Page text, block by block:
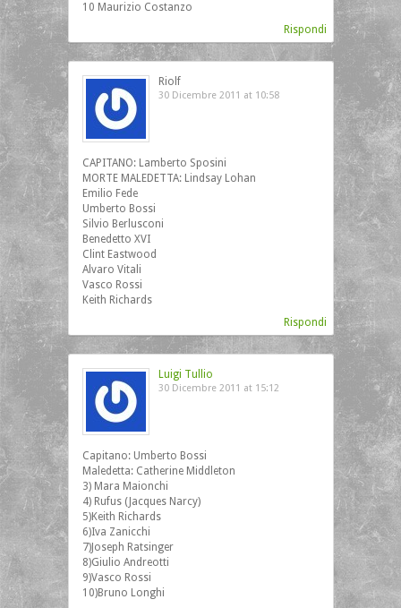
10 Maurizio Costanzo
Rispondi
Riolf
30 Dicembre 2011 at 10:58
CAPITANO: Lamberto Sposini
MORTE MALEDETTA: Lindsay Lohan
Emilio Fede
Umberto Bossi
Silvio Berlusconi
Benedetto XVI
Clint Eastwood
Alvaro Vitali
Vasco Rossi
Keith Richards
Rispondi
Luigi Tullio
30 Dicembre 2011 at 15:12
Capitano: Umberto Bossi
Maledetta: Catherine Middleton
3) Mara Maionchi
4) Rufus (Jacques Narcy)
5)Keith Richards
6)Iva Zanicchi
7)Joseph Ratsinger
8)Giulio Andreotti
9)Vasco Rossi
10)Bruno Longhi